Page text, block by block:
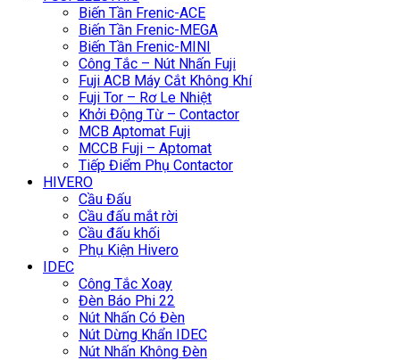
Biến Tần Frenic-ACE
Biến Tần Frenic-MEGA
Biến Tần Frenic-MINI
Công Tắc – Nút Nhấn Fuji
Fuji ACB Máy Cắt Không Khí
Fuji Tor – Rơ Le Nhiệt
Khởi Động Từ – Contactor
MCB Aptomat Fuji
MCCB Fuji – Aptomat
Tiếp Điểm Phụ Contactor
HIVERO
Cầu Đấu
Cầu đấu mắt rời
Cầu đấu khối
Phụ Kiện Hivero
IDEC
Công Tắc Xoay
Đèn Báo Phi 22
Nút Nhấn Có Đèn
Nút Dừng Khẩn IDEC
Nút Nhấn Không Đèn